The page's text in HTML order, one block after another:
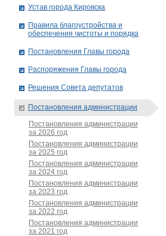
Устав города Кировска
Правила благоустройства и
обеспечения чистоты и порядка
Постановления Главы города
Распоряжения Главы города
Решения Совета депутатов
Постановления администрации
Постановления администрации
за 2026 год
Постановления администрации
за 2025 год
Постановления администрации
за 2024 год
Постановления администрации
за 2023 год
Постановления администрации
за 2022 год
Постановления администрации
за 2021 год